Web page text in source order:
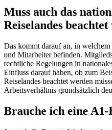
Muss auch das
Reiselandes beachtet
Das kommt darauf an, in
und Mitarbeiter befinden.
rechtliche Regelungen in
Einfluss darauf haben, ob zum
Reiselandes beachtet werden
Arbeitsverhältnis grundsätzlich
Brauche ich eine A1-